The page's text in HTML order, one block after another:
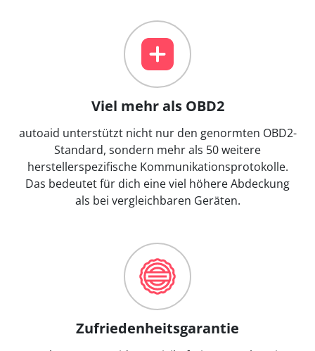
Viel mehr als OBD2
autoaid unterstützt nicht nur den genormten OBD2-
Standard, sondern mehr als 50 weitere
herstellerspezifische Kommunikationsprotokolle.
Das bedeutet für dich eine viel höhere Abdeckung
als bei vergleichbaren Geräten.
Zufriedenheitsgarantie